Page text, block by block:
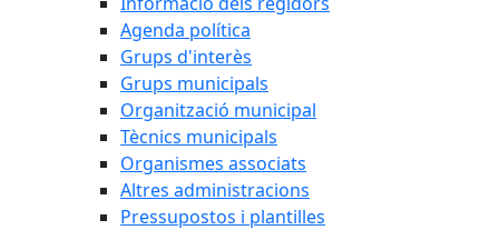
Agenda política
Grups d'interès
Grups municipals
Organització municipal
Tècnics municipals
Organismes associats
Altres administracions
Pressupostos i plantilles